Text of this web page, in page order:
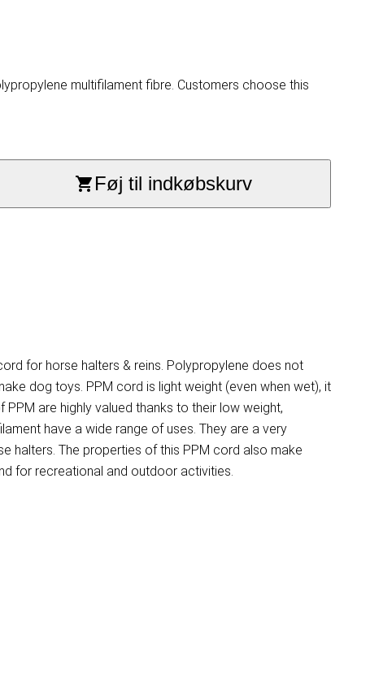
multifilament fibre. Customers choose this
Føj til indkøbskurv
for horse halters & reins. Polypropylene does not
dog toys. PPM cord is light weight (even when wet), it
are highly valued thanks to their low weight,
have a wide range of uses. They are a very
halters. The properties of this PPM cord also make
for recreational and outdoor activities.